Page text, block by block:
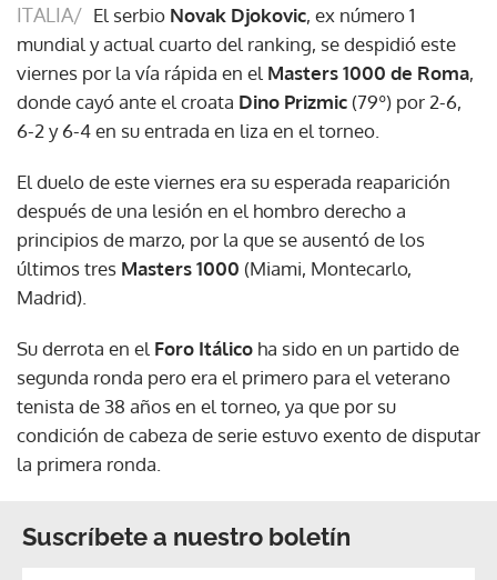
ITALIA/ El serbio Novak Djokovic, ex número 1
mundial y actual cuarto del ranking, se despidió este
viernes por la vía rápida en el Masters 1000 de Roma,
donde cayó ante el croata Dino Prizmic (79º) por 2-6,
6-2 y 6-4 en su entrada en liza en el torneo.
El duelo de este viernes era su esperada reaparición
después de una lesión en el hombro derecho a
principios de marzo, por la que se ausentó de los
últimos tres Masters 1000 (Miami, Montecarlo,
Madrid).
Su derrota en el Foro Itálico ha sido en un partido de
segunda ronda pero era el primero para el veterano
tenista de 38 años en el torneo, ya que por su
condición de cabeza de serie estuvo exento de disputar
la primera ronda.
Suscríbete a nuestro boletín